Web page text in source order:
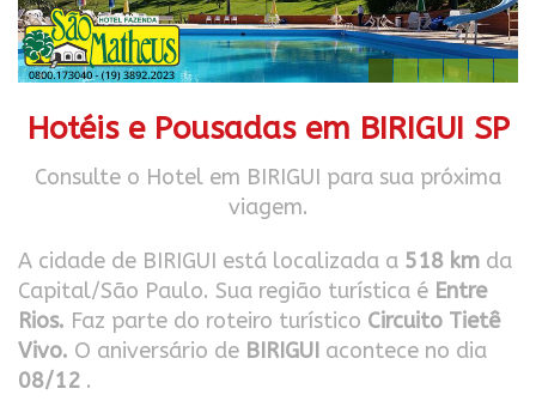
Hotéis e Pousadas em BIRIGUI SP
Consulte o Hotel em BIRIGUI para sua próxima
viagem.
A cidade de BIRIGUI está localizada a 518 km da
Capital/São Paulo. Sua região turística é Entre
Rios. Faz parte do roteiro turístico Circuito Tietê
Vivo. O aniversário de BIRIGUI acontece no dia
08/12 .